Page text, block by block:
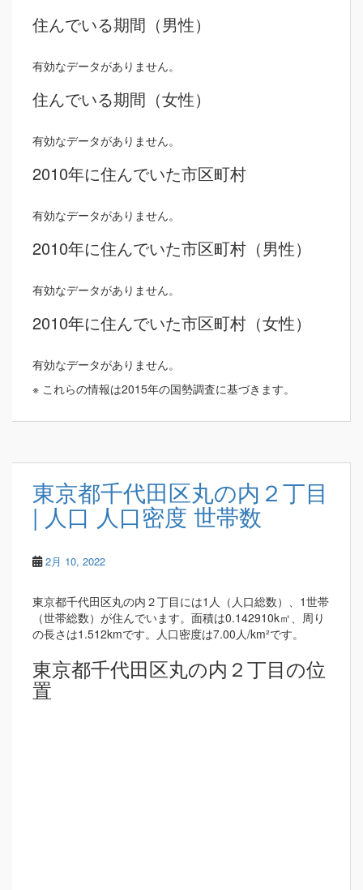
住んでいる期間（男性）
有効なデータがありません。
住んでいる期間（女性）
有効なデータがありません。
2010年に住んでいた市区町村
有効なデータがありません。
2010年に住んでいた市区町村（男性）
有効なデータがありません。
2010年に住んでいた市区町村（女性）
有効なデータがありません。
※ これらの情報は2015年の国勢調査に基づきます。
東京都千代田区丸の内２丁目
| 人口 人口密度 世帯数
2月 10, 2022
東京都千代田区丸の内２丁目には1人（人口総数）、1世帯
（世帯総数）が住んでいます。面積は0.142910k㎡、周り
の長さは1.512kmです。人口密度は7.00人/km²です。
東京都千代田区丸の内２丁目の位
置